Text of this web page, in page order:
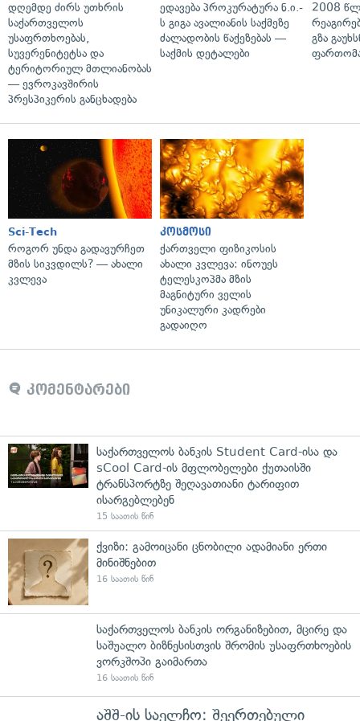
დღემდე ძირს უთხრის
საქართველოს
უსაფრთხოებას,
სუვერენიტეტსა და
ტერიტორიულ მთლიანობას
— ევროკავშირის
პრესპიკერის განცხადება
ედავება პროკურატურა ნ.ი.-
ს გიგა ავალიანის საქმეზე
ძალადობის წაქეზებას —
საქმის დეტალები
2008
გზა
Sci-Tech
როგორ უნდა გადავურჩეთ
მზის სიკვდილს? — ახალი
კვლევა
კოსმოსი
ქართველი ფიზიკოსის
ახალი კვლევა: ინოუეს
ტელესკოპმა მზის
მაგნიტური ველის
უნიკალური კადრები
გადაიღო
კომენტარები
საქართველოს ბანკის Student Card-ისა და
sCool Card-ის მფლობელები ქუთაისში
ტრანსპორტზე შეღავათიანი ტარიფით
ისარგებლებენ
15 საათის წინ
ქვიზი: გამოიცანი ცნობილი ადამიანი ერთი
მინიშნებით
16 საათის წინ
საქართველოს ბანკის ორგანიზებით, მცირე და
საშუალო ბიზნესისთვის შრომის უსაფრთხოების
ვორკშოპი გაიმართა
16 საათის წინ
აშშ-ის საელჩო: შეერთებული